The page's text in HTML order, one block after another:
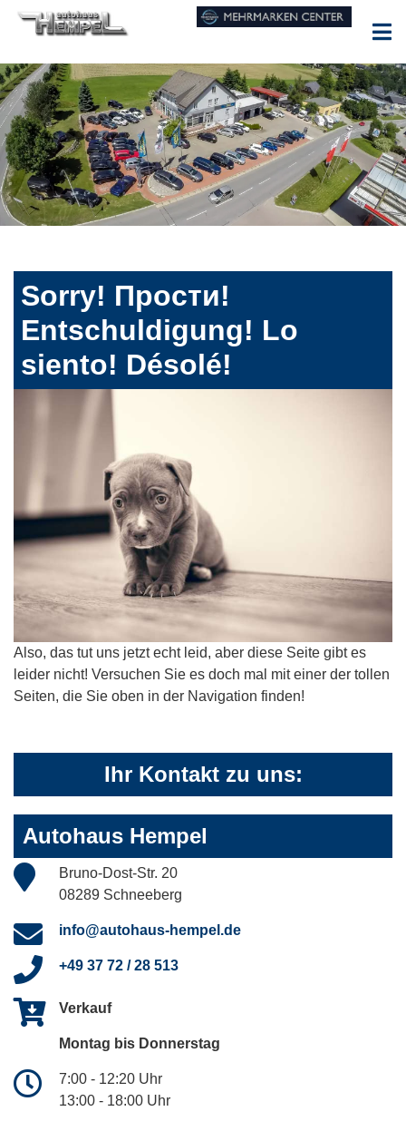
Sorry! Прости!
Entschuldigung! Lo
siento! Désolé!
Also, das tut uns jetzt echt leid, aber diese Seite gibt es
leider nicht! Versuchen Sie es doch mal mit einer der tollen
Seiten, die Sie oben in der Navigation finden!
Ihr Kontakt zu uns:
Autohaus Hempel
Bruno-Dost-Str. 20
08289 Schneeberg
info@autohaus-hempel.de
+49 37 72 / 28 513
Verkauf
Montag bis Donnerstag
7:00 - 12:20 Uhr
13:00 - 18:00 Uhr